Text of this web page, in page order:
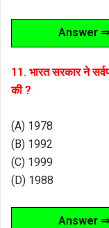
Answer
11. भारत सरकार ने
की ?
(A) 1978
(B) 1992
(C) 1999
(D) 1988
Answer